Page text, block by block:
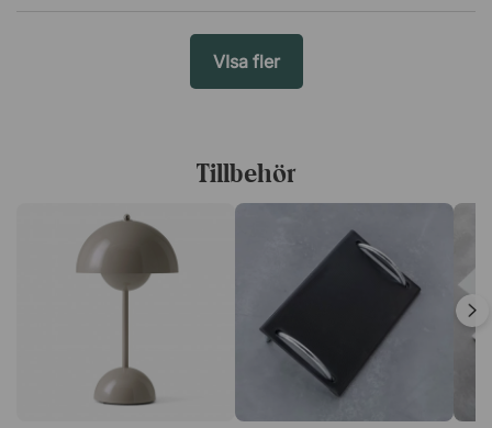
VIsa fler
Tillbehör